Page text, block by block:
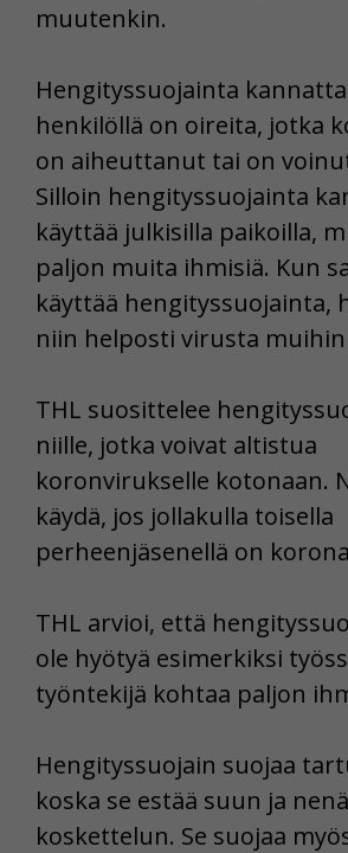
muutenkin.
Hengityssuojainta
henkilöllä on oireita, jotka
on aiheuttanut tai on
Silloin hengityssuojainta
käyttää julkisilla paikoilla,
paljon muita ihmisiä. Kun
käyttää hengityssuojainta,
niin helposti virusta
THL suosittelee
niille, jotka voivat altistua
koronvirukselle kotonaan.
käydä, jos jollakulla toisella
perheenjäsenellä on
THL arvioi, että
ole hyötyä esimerkiksi
työntekijä kohtaa paljon
Hengityssuojain suojaa
koska se estää suun ja
koskettelun. Se suojaa